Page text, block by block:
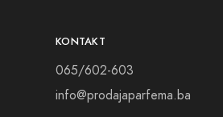
KONTAKT
065/602-603
info@prodajaparfema.ba